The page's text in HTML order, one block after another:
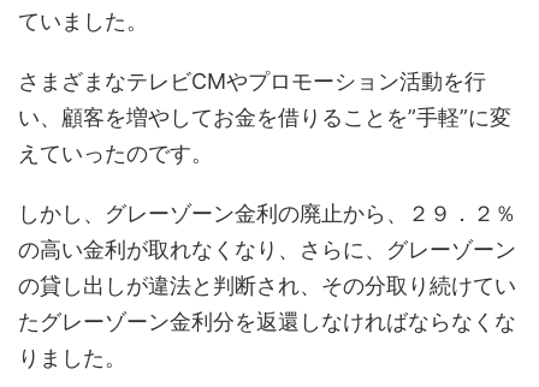
ていました。
さまざまなテレビCMやプロモーション活動を行
い、顧客を増やしてお金を借りることを”手軽”に変
えていったのです。
しかし、グレーゾーン金利の廃止から、２９．２％
の高い金利が取れなくなり、さらに、グレーゾーン
の貸し出しが違法と判断され、その分取り続けてい
たグレーゾーン金利分を返還しなければならなくな
りました。